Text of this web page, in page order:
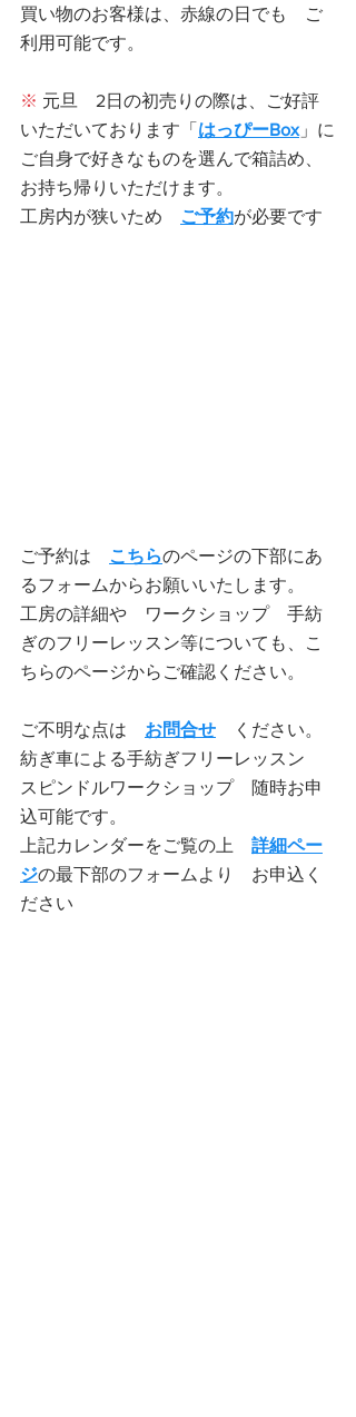
買い物のお客様は、赤線の日でも　ご
利用可能です。
※ 元旦　2日の初売りの際は、ご好評
いただいております「 はっぴーBox 」に
ご自身で好きなものを選んで箱詰め、
お持ち帰りいただけます。
工房内が狭いため ご予約が必要です
ご予約は こちらのページの下部にあ
るフォームからお願いいたします。
工房の詳細や　ワークショップ　手紡
ぎのフリーレッスン等についても、こ
ちらのページからご確認ください。
ご不明な点は お問合せ ください。
紡ぎ車による手紡ぎフリーレッスン
スピンドルワークショップ　随時お申
込可能です。
上記カレンダーをご覧の上 詳細ペー
ジの最下部のフォームより　お申込く
ださい